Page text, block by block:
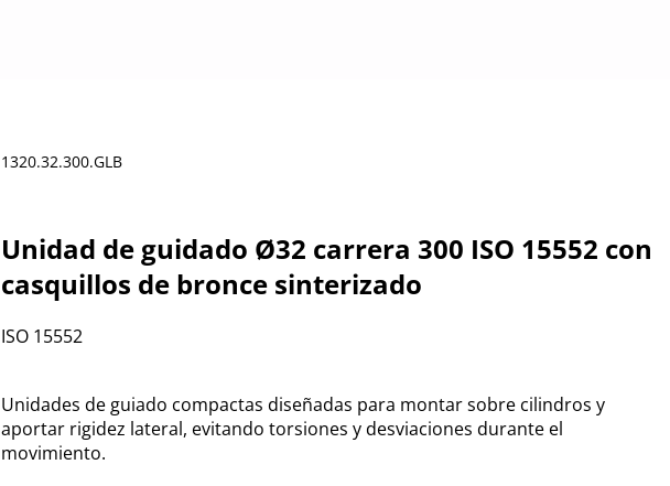
1320.32.300.GLB
Unidad de guidado Ø32 carrera 300 ISO 15552 con
casquillos de bronce sinterizado
ISO 15552
Unidades de guiado compactas diseñadas para montar sobre cilindros y
aportar rigidez lateral, evitando torsiones y desviaciones durante el
movimiento.